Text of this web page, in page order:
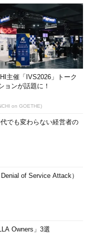
主催「IVS2026」トーク
ョンが話題に！
on GOETHE)
でも変わらない経営者の
of Service Attack）
Owners」3選